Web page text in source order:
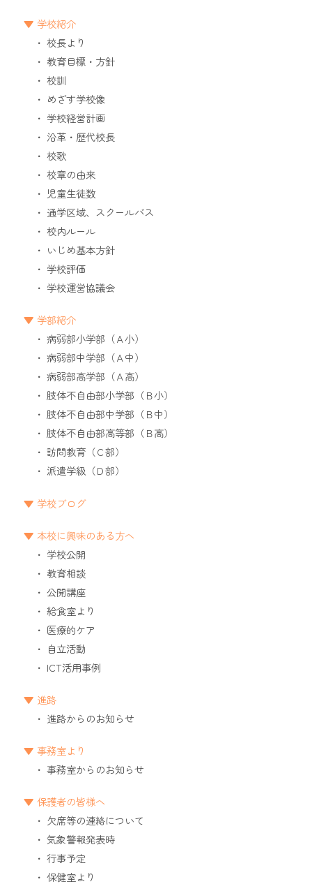
学校紹介
校長より
教育目標・方針
校訓
めざす学校像
学校経営計画
沿革・歴代校長
校歌
校章の由来
児童生徒数
通学区域、スクールバス
校内ルール
いじめ基本方針
学校評価
学校運営協議会
学部紹介
病弱部小学部（Ａ小）
病弱部中学部（Ａ中）
病弱部高学部（Ａ高）
肢体不自由部小学部（Ｂ小）
肢体不自由部中学部（Ｂ中）
肢体不自由部高等部（Ｂ高）
訪問教育（Ｃ部）
派遣学級（Ｄ部）
学校ブログ
本校に興味のある方へ
学校公開
教育相談
公開講座
給食室より
医療的ケア
自立活動
ICT活用事例
進路
進路からのお知らせ
事務室より
事務室からのお知らせ
保護者の皆様へ
欠席等の連絡について
気象警報発表時
行事予定
保健室より